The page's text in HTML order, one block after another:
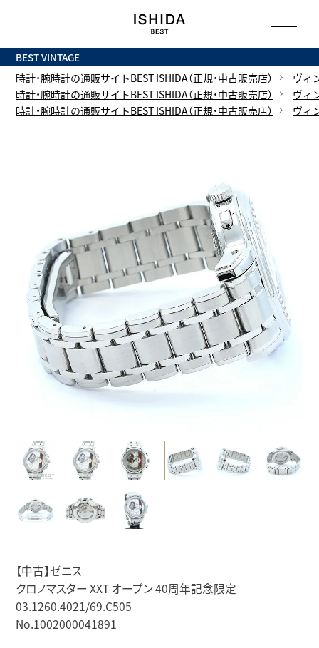
BEST VINTAGE
時計・腕時計の通販サイトBEST ISHIDA（正規・中古販売店）
ヴィ
時計・腕時計の通販サイトBEST ISHIDA（正規・中古販売店）
ヴィ
時計・腕時計の通販サイトBEST ISHIDA（正規・中古販売店）
ヴィ
【中古】ゼニス
クロノマスター XXT オープン 40周年記念限定
03.1260.4021/69.C505
No.1002000041891
へ